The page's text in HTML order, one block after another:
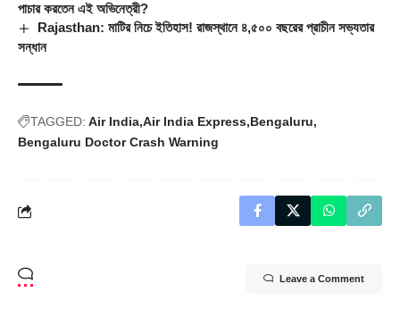
পাচার করতেন এই অভিনেত্রী?
Rajasthan: মাটির নিচে ইতিহাস! রাজস্থানে ৪,৫০০ বছরের প্রাচীন সভ্যতার
সন্ধান
TAGGED: Air India Air India Express Bengaluru
Bengaluru Doctor Crash Warning
Leave a Comment